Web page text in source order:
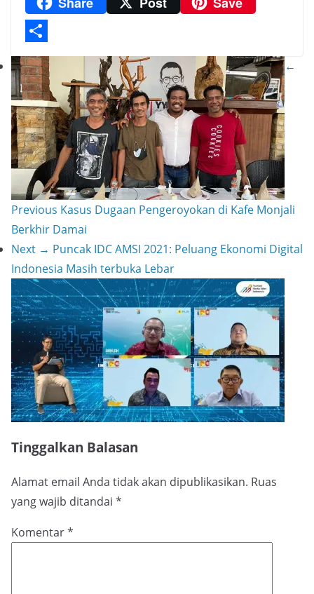
m
p
p
a
t
t
e
r
e
s
t
a
i
l
o
p
y
L
i
n
k
S
h
a
r
e
←
Previous Kasus Dugaan Pengeroyokan di Kafe Monjali
Berkhir Damai
Next → Puncak IDC AMSI 2021: Peluang Ekonomi Digital
Indonesia Masih terbuka Lebar
Tinggalkan Balasan
Alamat email Anda tidak akan dipublikasikan. Ruas
yang wajib ditandai *
Komentar*